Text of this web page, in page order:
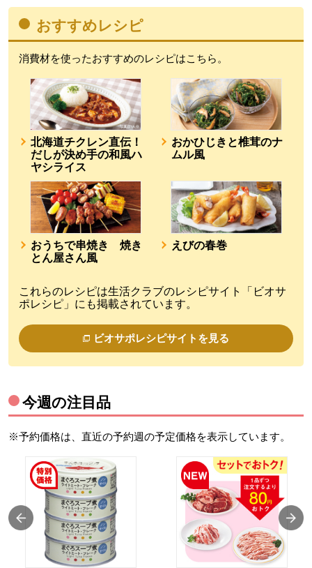
おすすめレシピ
消費材を使ったおすすめのレシピはこちら。
北海道チクレン直伝！
だしが決め手の和風ハ
ヤシライス
おかひじきと椎茸のナ
ムル風
おうちで串焼き 焼き
とん屋さん風
えびの春巻
これらのレシピは生活クラブのレシピサイト「ビオサ
ポレシピ」にも掲載されています。
ビオサポレシピサイトを見る
今週の注目品
※予約価格は、直近の予約週の予定価格を表示しています。